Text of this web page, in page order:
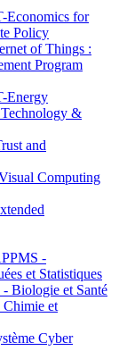
Economics for
Policy
of Things :
Program
Energy
&
and
Computing
-
et Statistiques
Biologie et Santé
et
Cyber